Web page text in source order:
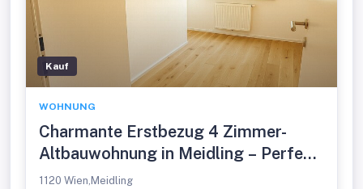
Kauf
WOHNUNG
Charmante Erstbezug 4 Zimmer-
Altbauwohnung in Meidling – Perfekt
für Wohnen oder als Anlage
1120 Wien,Meidling